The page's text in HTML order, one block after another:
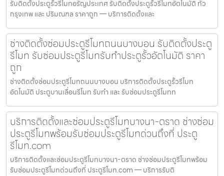
รับติดตั้งประตูรั้วรีโมทอรัญประเทศ รับติดตั้งประตูรั้วรีโมทอัตโนมัติ ทั่ว
กรุงเทพ และ ปริมณฑล ราคาถูก — บริการติดตั้งและ
ช่างติดตั้งซ่อมประตูรีโมทถนนบางบอน รับติดตั้งประตู
รีโมท รับซ่อมประตูรีโมทรับทำประตูรั้วอัตโนมัติ ราคา
ถูก
ช่างติดตั้งซ่อมประตูรีโมทถนนบางบอน บริการติดตั้งประตูรั้วรีโมท
อัตโนมัติ ประตูบานเลื่อนรีโมท รับทำ และ รับซ่อมประตูรีโมทท
บริการติดตั้งและซ่อมประตูรีโมทบางนา-ตราด ช่างซ่อม
ประตูรีโมทพร้อมรับซ่อมประตูรีโมทด่วนถึงที่ ประตู
รีโมท.com
บริการติดตั้งและซ่อมประตูรีโมทบางนา-ตราด ช่างซ่อมประตูรีโมทพร้อม
รับซ่อมประตูรีโมทด่วนถึงที่ ประตูรีโมท.com — บริการรับติ